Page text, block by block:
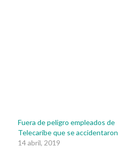
Fuera de peligro empleados de
Telecaribe que se accidentaron
14 abril, 2019